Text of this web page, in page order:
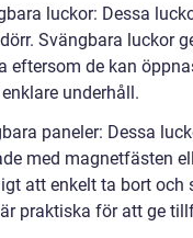
luckor: Dessa
Svängbara luckor
eftersom de kan
underhåll.
paneler: Dessa
med magnetfästen
att enkelt ta bort och
praktiska för att ge